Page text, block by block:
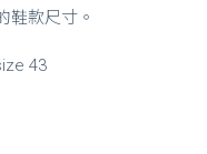
鞋款尺寸。
43